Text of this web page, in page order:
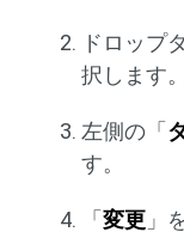
ドロップ
択します。
左側の「
す。
「 変更 」